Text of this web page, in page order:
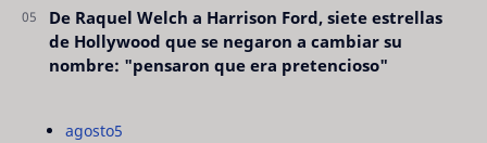
De Raquel Welch a Harrison Ford, siete estrellas
de Hollywood que se negaron a cambiar su
nombre: "pensaron que era pretencioso"
agosto5